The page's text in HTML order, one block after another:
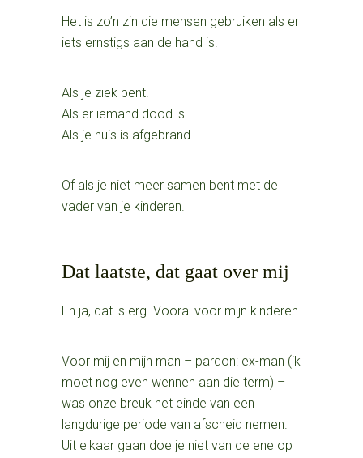
Het is zo’n zin die mensen gebruiken als er
iets ernstigs aan de hand is.
Als je ziek bent.
Als er iemand dood is.
Als je huis is afgebrand.
Of als je niet meer samen bent met de
vader van je kinderen.
Dat laatste, dat gaat over mij
En ja, dat is erg. Vooral voor mijn kinderen.
Voor mij en mijn man – pardon: ex-man (ik
moet nog even wennen aan die term) –
was onze breuk het einde van een
langdurige periode van afscheid nemen.
Uit elkaar gaan doe je niet van de ene op